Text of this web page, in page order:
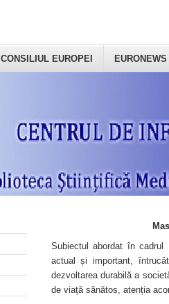
CONSILIUL EUROPEI EURONEWS
Subiectul abordat în cadrul
actual și important,
dezvoltarea durabilă a
de viață sănătos, atenția